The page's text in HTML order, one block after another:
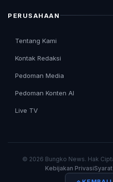
PERUSAHAAN
Tentang Kami
Kontak Redaksi
Pedoman Media
Pedoman Konten AI
Live TV
© 2026 Bungko News. Hak
Kebijakan Privasi